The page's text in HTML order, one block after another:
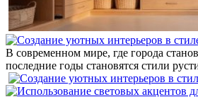
В современном мире, где города
последние годы становятся стили